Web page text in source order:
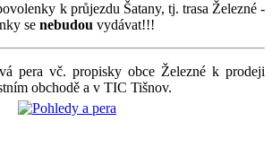
k průjezdu Šatany, tj. trasa Železné -
se nebudou vydávat!!!
pera vč. propisky obce Železné k prodeji
obchodě a v TIC Tišnov.